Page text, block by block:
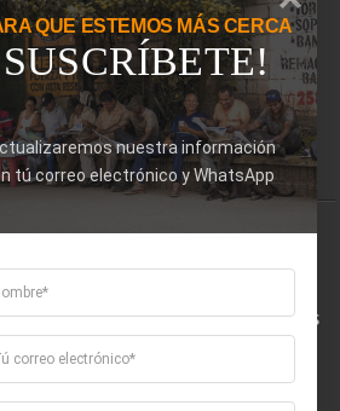
58
elaborado por Corporación Mi
unaLicencia Creative Commons
CompartirIgual 4.0 Internacional
QUE ESTEMOS MÁS CERCA
nuestra información
tú correo electrónico y WhatsApp